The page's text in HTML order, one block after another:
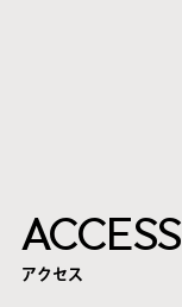
ACCESS
アクセス